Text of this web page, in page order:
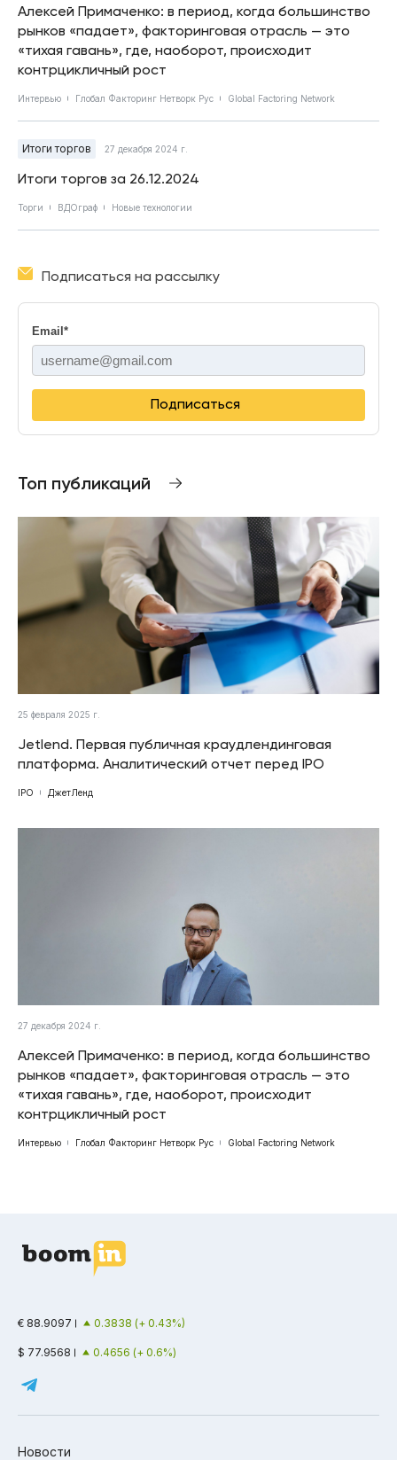
Алексей Примаченко: в период, когда большинство
рынков «падает», факторинговая отрасль — это
«тихая гавань», где, наоборот, происходит
контрцикличный рост
Интервью Глобал Факторинг Нетворк Рус Global Factoring Network
Итоги торгов 27 декабря 2024 г.
Итоги торгов за 26.12.2024
Торги ВДОграф Новые технологии
Подписаться на рассылку
Email *
Подписаться
Топ публикаций
25 февраля 2025 г.
Jetlend. Первая публичная краудлендинговая
платформа. Аналитический отчет перед IPO
IPO ДжетЛенд
27 декабря 2024 г.
Алексей Примаченко: в период, когда большинство
рынков «падает», факторинговая отрасль — это
«тихая гавань», где, наоборот, происходит
контрцикличный рост
Интервью Глобал Факторинг Нетворк Рус Global Factoring Network
€ 88.9097 0.3838 (+ 0.43%)
$ 77.9568 0.4656 (+ 0.6%)
Новости